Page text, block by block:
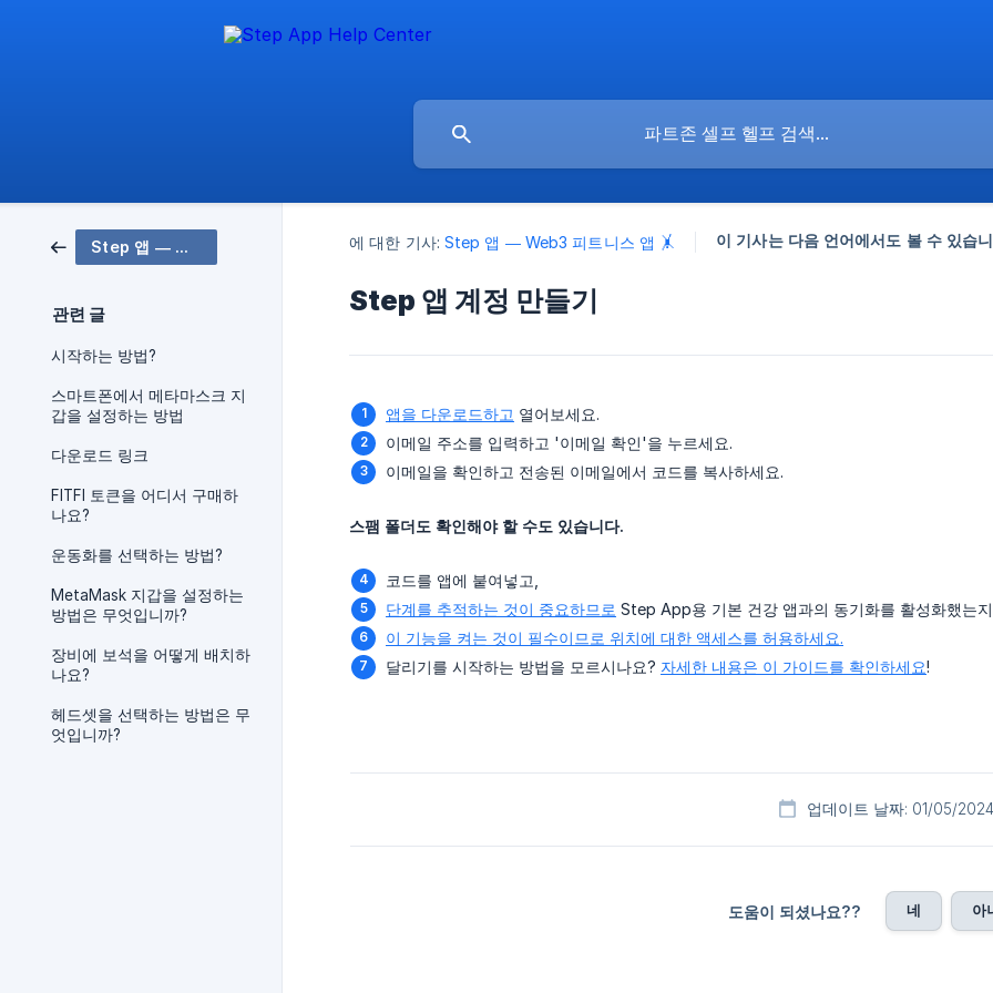
Step 앱 — Web3 피트니스 앱 🤸
관련 글
시작하는 방법?
스마트폰에서 메타마스크 지
갑을 설정하는 방법
다운로드 링크
FITFI 토큰을 어디서 구매하
나요?
운동화를 선택하는 방법?
MetaMask 지갑을 설정하는
방법은 무엇입니까?
장비에 보석을 어떻게 배치하
나요?
헤드셋을 선택하는 방법은 무
엇입니까?
에 대한 기사: Step 앱 — Web3 피트니스 앱 🤸 이 기사는 다음 언어에서도 볼 수 있습
Step 앱 계정 만들기
앱을 다운로드하고 열어보세요.
이메일 주소를 입력하고 '이메일 확인'을 누르세요.
이메일을 확인하고 전송된 이메일에서 코드를 복사하세요.
스팸 폴더도 확인해야 할 수도 있습니다.
코드를 앱에 붙여넣고,
단계를 추적하는 것이 중요하므로 Step App용 기본 건강 앱과의 동기화를 활성화했는
이 기능을 켜는 것이 필수이므로 위치에 대한 액세스를 허용하세요.
달리기를 시작하는 방법을 모르시나요? 자세한 내용은 이 가이드를 확인하세요!
업데이트 날짜: 01/05/2024
도움이 되셨나요?? 네 아